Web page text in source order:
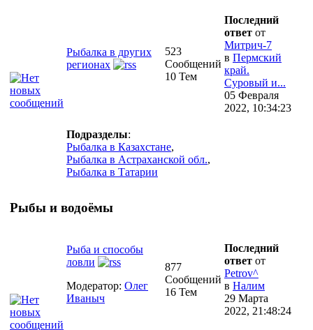
Рыбалка в других
регионах
523
Сообщений
10 Тем
Последний
ответ от
Митрич-7
в Пермский
край.
Суровый и...
05 Февраля
2022, 10:34:23
Подразделы:
Рыбалка в Казахстане,
Рыбалка в Астраханской обл.,
Рыбалка в Татарии
Рыбы и водоёмы
Рыба и способы
ловли
Модератор: Олег
Иваныч
877
Сообщений
16 Тем
Последний
ответ от
Petrov^
в Налим
29 Марта
2022, 21:48:24